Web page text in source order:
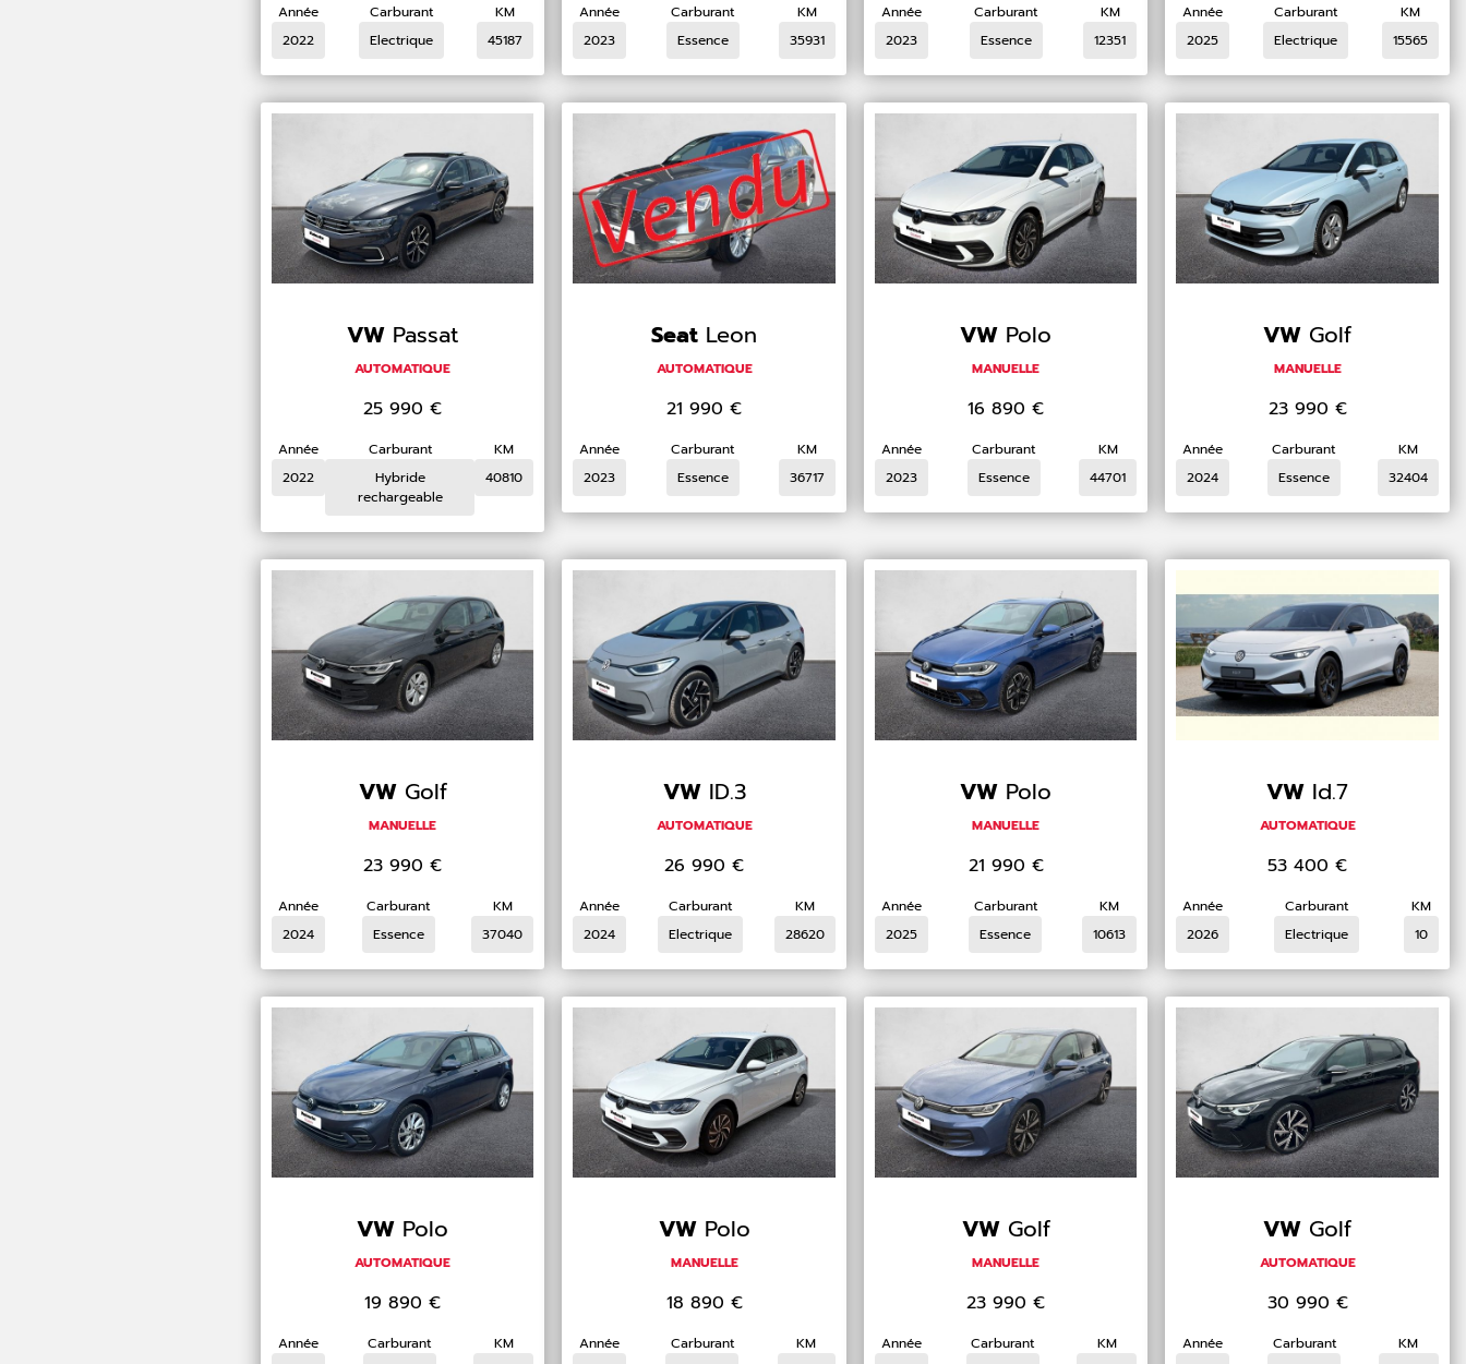
Année
2022
Carburant
Electrique
KM
45187
Année
2023
Carburant
Essence
KM
35931
Année
2023
Carburant
Essence
KM
12351
Année
2025
Carburant
Electrique
KM
15565
VW Passat
AUTOMATIQUE
25 990 €
Année
2022
Carburant
Hybride
rechargeable
KM
40810
Seat Leon
AUTOMATIQUE
21 990 €
Année
2023
Carburant
Essence
KM
36717
VW Polo
MANUELLE
16 890 €
Année
2023
Carburant
Essence
KM
44701
VW Golf
MANUELLE
23 990 €
Année
2024
Carburant
Essence
KM
32404
VW Golf
MANUELLE
23 990 €
Année
2024
Carburant
Essence
KM
37040
VW ID.3
AUTOMATIQUE
26 990 €
Année
2024
Carburant
Electrique
KM
28620
VW Polo
MANUELLE
21 990 €
Année
2025
Carburant
Essence
KM
10613
VW Id.7
AUTOMATIQUE
53 400 €
Année
2026
Carburant
Electrique
KM
10
VW Polo
AUTOMATIQUE
19 890 €
Année
Carburant
KM
VW Polo
MANUELLE
18 890 €
Année
Carburant
KM
VW Golf
MANUELLE
23 990 €
Année
Carburant
KM
VW Golf
AUTOMATIQUE
30 990 €
Année
Carburant
KM